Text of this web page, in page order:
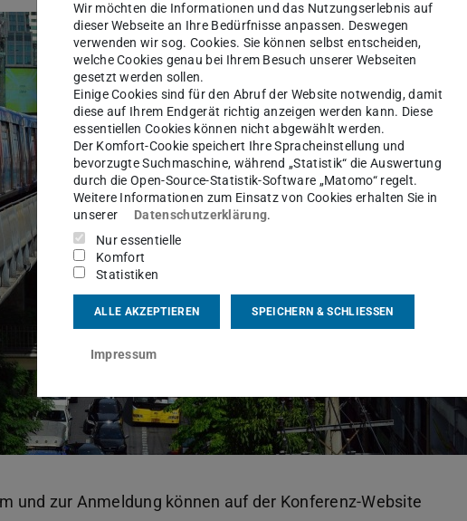
und zur Anmeldung können auf der Konferenz-Website
Wir möchten die Informationen und das Nutzungserlebnis auf
dieser Webseite an Ihre Bedürfnisse anpassen. Deswegen
verwenden wir sog. Cookies. Sie können selbst entscheiden,
welche Cookies genau bei Ihrem Besuch unserer Webseiten
gesetzt werden sollen.
Einige Cookies sind für den Abruf der Website notwendig, damit
diese auf Ihrem Endgerät richtig anzeigen werden kann. Diese
essentiellen Cookies können nicht abgewählt werden.
Der Komfort-Cookie speichert Ihre Spracheinstellung und
bevorzugte Suchmaschine, während „Statistik“ die Auswertung
durch die Open-Source-Statistik-Software „Matomo“ regelt.
Weitere Informationen zum Einsatz von Cookies erhalten Sie in
unserer
Datenschutzerklärung.
Nur essentielle
Komfort
Statistiken
ALLE AKZEPTIEREN SPEICHERN & SCHLIESSEN
Impressum